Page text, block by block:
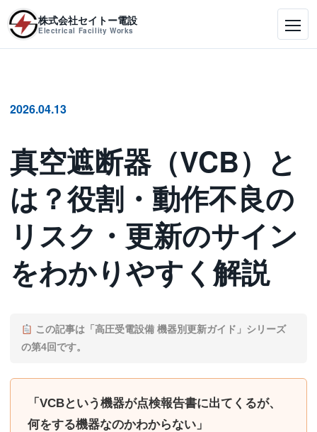
株式会社セイトー電設
Electrical Facility Works
2026.04.13
真空遮断器（VCB）と
は？役割・動作不良の
リスク・更新のサイン
をわかりやすく解説
この記事は「高圧受電設備 機器別更新ガイド 」シリーズ
の第4回です。
「VCBという機器が点検報告書に出てくるが、
何をする機器なのかわからない」